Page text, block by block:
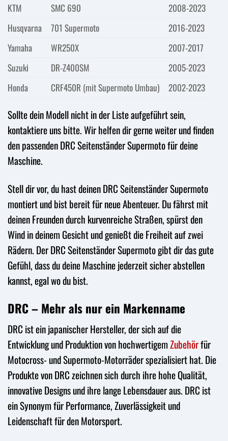
KTM
SMC 690
2008-2023
Husqvarna
701 Supermoto
2016-2023
Yamaha
WR250X
2007-2017
Suzuki
DR-Z400SM
2005-2023
Honda
CRF450R (mit Supermoto Umbau) 2002-2023
Sollte dein Modell nicht in der Liste aufgeführt sein,
kontaktiere uns bitte. Wir helfen dir gerne weiter und finden
den passenden DRC Seitenständer Supermoto für deine
Maschine.
Stell dir vor, du hast deinen DRC Seitenständer Supermoto
montiert und bist bereit für neue Abenteuer. Du fährst mit
deinen Freunden durch kurvenreiche Straßen, spürst den
Wind in deinem Gesicht und genießt die Freiheit auf zwei
Rädern. Der DRC Seitenständer Supermoto gibt dir das gute
Gefühl, dass du deine Maschine jederzeit sicher abstellen
kannst, egal wo du bist.
DRC – Mehr als nur ein Markenname
DRC ist ein japanischer Hersteller, der sich auf die
Entwicklung und Produktion von hochwertigemZubehörfür
Motocross- und Supermoto-Motorräder spezialisiert hat. Die
Produkte von DRC zeichnen sich durch ihre hohe Qualität,
innovative Designs und ihre lange Lebensdauer aus. DRC ist
ein Synonym für Performance, Zuverlässigkeit und
Leidenschaft für den Motorsport.